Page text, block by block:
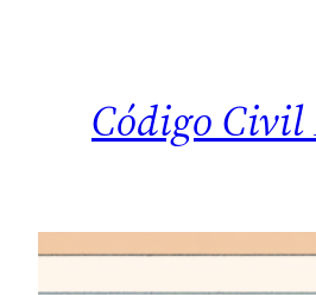
Código Civil